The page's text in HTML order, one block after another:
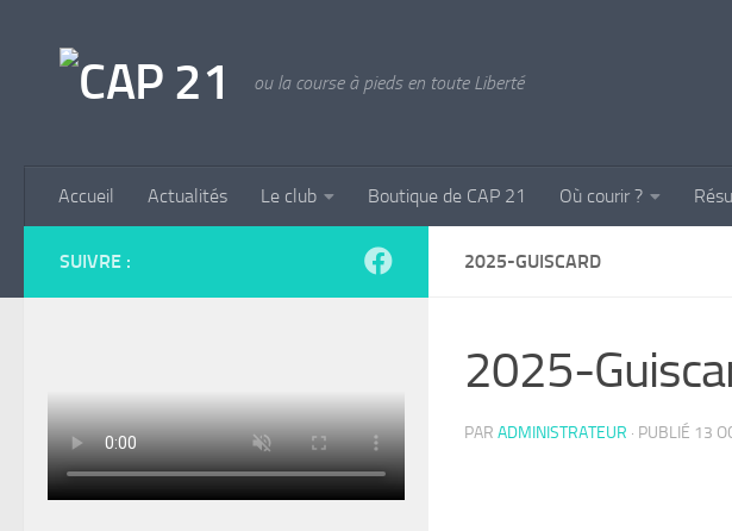
ou la course à pieds en toute Liberté
Accueil Actualités Le club Boutique de CAP 21 Où courir ?
2025-GUISCARD
2025-
PAR ADMINISTRATEUR · PUBLIÉ 13
SUIVRE :